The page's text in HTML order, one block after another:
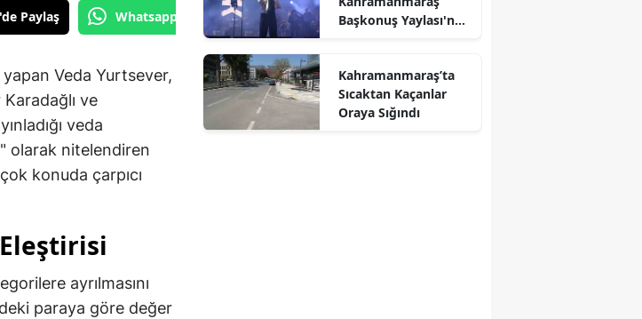
Paylaş Whatsapp'tan Gönder
Veda Yurtsever,
Karadağlı ve
veda
olarak nitelendiren
konuda çarpıcı
ayrılmasını
paraya göre değer
Başkonuş Yaylası'nda
Kahramanmaraş’ta
Sıcaktan Kaçanlar
Oraya Sığındı